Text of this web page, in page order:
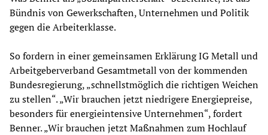
Bündnis von Gewerkschaften, Unternehmen und Politik
gegen die Arbeiterklasse.
So fordern in einer gemeinsamen Erklärung IG Metall und
Arbeitgeberverband Gesamtmetall von der kommenden
Bundesregierung, „schnellstmöglich die richtigen Weichen
zu stellen“. „Wir brauchen jetzt niedrigere Energiepreise,
besonders für energieintensive Unternehmen“, fordert
Benner. „Wir brauchen jetzt Maßnahmen zum Hochlauf